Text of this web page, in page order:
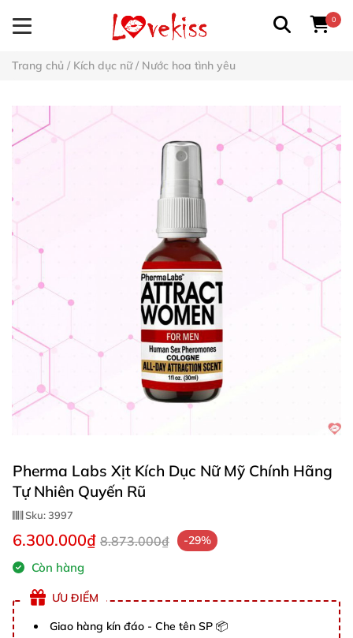
0
Trang chủ / Kích dục nữ/ Nước hoa tình yêu
Pherma Labs Xịt Kích Dục Nữ Mỹ Chính Hãng
Tự Nhiên Quyến Rũ
Sku:3997
6.300.000₫ 8.873.000₫ -29%
Còn hàng
ƯU ĐIỂM
Giao hàng kín đáo - Che tên SP 📦